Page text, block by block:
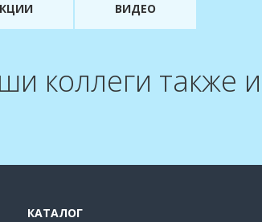
ВИДЕО
коллеги также
КАТАЛОГ